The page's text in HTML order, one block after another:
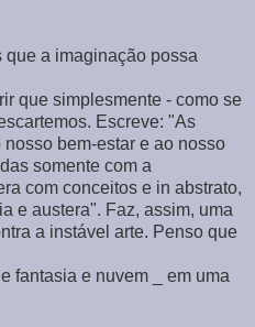
a imaginação possa
que simplesmente - como se
Escreve: "As
bem-estar e ao nosso
somente com a
com conceitos e in abstrato,
e austera". Faz, assim, uma
a instável arte. Penso que
fantasia e nuvem _ em uma